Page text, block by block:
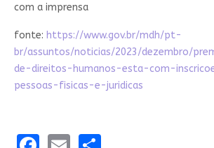
com a imprensa
fonte: https://www.gov.br/mdh/pt-
br/assuntos/noticias/2023/dezembro/
de-direitos-humanos-esta-com-
pessoas-fisicas-e-juridicas